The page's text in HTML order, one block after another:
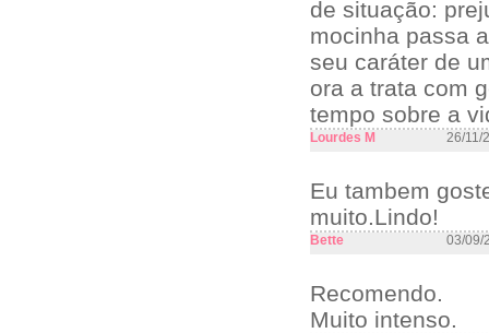
de situação:
mocinha passa
seu caráter de
ora a trata com
tempo sobre a
Lourdes M 26/11/
Eu tambem
muito.Lindo!
Bette 03/09/
Recomendo.
Muito intenso.